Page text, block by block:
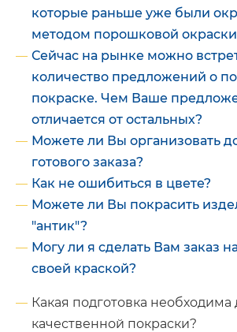
которые раньше уже были
методом порошковой
Сейчас на рынке можно
количество предложений о
покраске. Чем Ваше
отличается от остальных?
Можете ли Вы организовать
готового заказа?
Как не ошибиться в цвете?
Можете ли Вы покрасить
"антик"?
Могу ли я сделать Вам заказ
своей краской?
Какая подготовка необходима
качественной покраски?